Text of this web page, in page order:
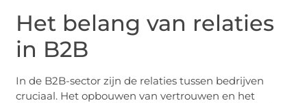
Het belang van relaties
in B2B
In de B2B-sector zijn de relaties tussen bedrijven
cruciaal. Het opbouwen van vertrouwen en het